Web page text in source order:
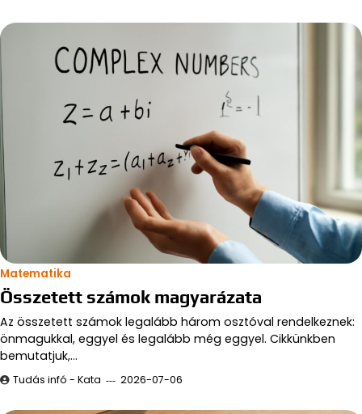
Matematika
Összetett számok magyarázata
Az összetett számok legalább három osztóval rendelkeznek:
önmagukkal, eggyel és legalább még eggyel. Cikkünkben
bemutatjuk,…
Tudás infó - Kata 2026-07-06